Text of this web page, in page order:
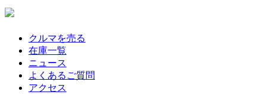
クルマを売る
在庫一覧
ニュース
よくあるご質問
アクセス